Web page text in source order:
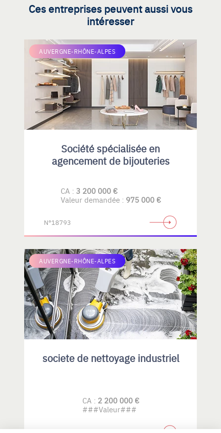
Ces entreprises peuvent aussi vous
intéresser
AUVERGNE-RHÔNE-ALPES
Société spécialisée en
agencement de bijouteries
CA : 3 200 000 €
Valeur demandée : 975 000 €
N°18793
AUVERGNE-RHÔNE-ALPES
societe de nettoyage industriel
CA : 2 200 000 €
###Valeur###